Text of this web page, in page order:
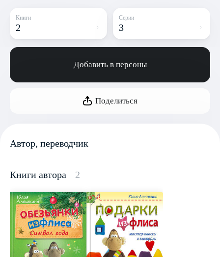
Книги
2
Серии
3
Добавить в персоны
Поделиться
Автор, переводчик
Книги автора 2